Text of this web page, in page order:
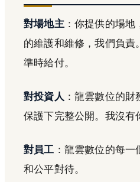
對場地主：你提供的場地
的維護和維修，我們負責
準時給付。
對投資人 ：龍雲數位的
保護下完整公開。我沒有
對員工 ：龍雲數位的每
和公平對待。